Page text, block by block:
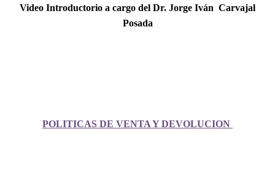
Video Introductorio a cargo del Dr. Jorge Iván Carvajal
Posada
POLITICAS DE VENTA Y DEVOLUCION